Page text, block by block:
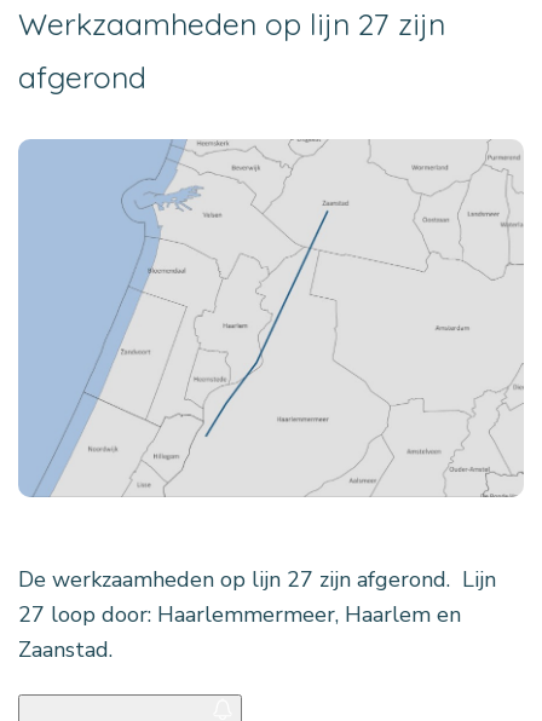
Werkzaamheden op lijn 27 zijn
afgerond
De werkzaamheden op lijn 27 zijn afgerond. Lijn
27 loop door: Haarlemmermeer, Haarlem en
Zaanstad.